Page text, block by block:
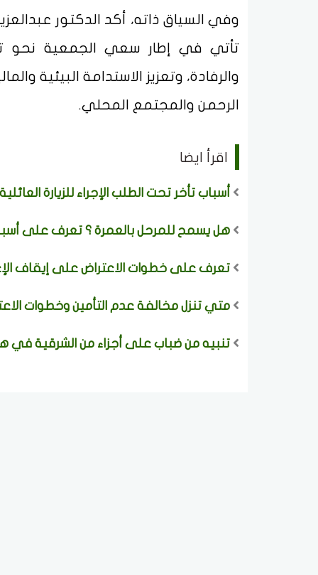
وفي السياق ذاته، أكد الدكتور
تأتي في إطار سعي الجمعية نحو
والرفادة، وتعزيز الاستدامة البيئية
الرحمن والمجتمع المحلي.
اقرأ ايضا
أسباب تأخر تحت الطلب الإجراء للزيارة
هل يسمح للمرحل بالعمرة ؟ تعرف على
تعرف على خطوات الاعتراض على إيقاف
متي تنزل مخالفة عدم التأمين وخطوات
تنبيه من ضباب على أجزاء من الشرقية في